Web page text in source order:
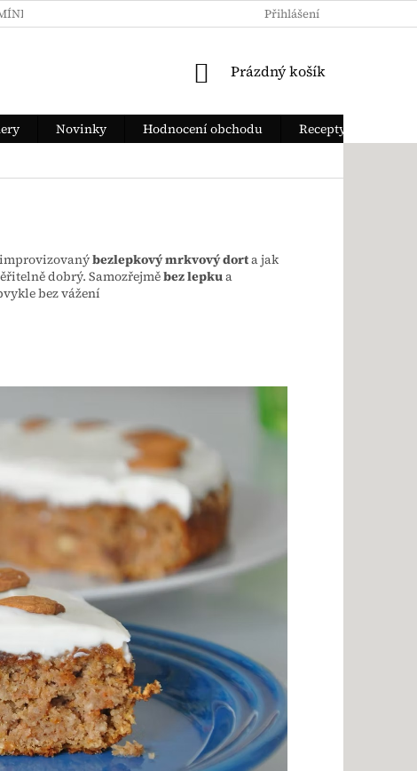
OCHRANY OSOBNÍCH ÚDAJŮ JAK ZAPLATIT
Přihlášení
NÁKUPNÍ KOŠÍK
Prázdný košík
Novinky Hodnocení obchodu
Recepty
bezlepkový mrkvový dorta jak
dobrý. Samozřejměbez lepkua
bez vážení